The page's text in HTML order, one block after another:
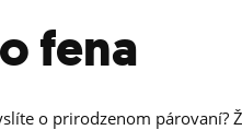
fena
o prirodzenom párovaní?